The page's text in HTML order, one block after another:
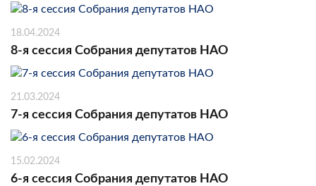
18.04.2024
8-я сессия Собрания депутатов НАО
21.03.2024
7-я сессия Собрания депутатов НАО
15.02.2024
6-я сессия Собрания депутатов НАО